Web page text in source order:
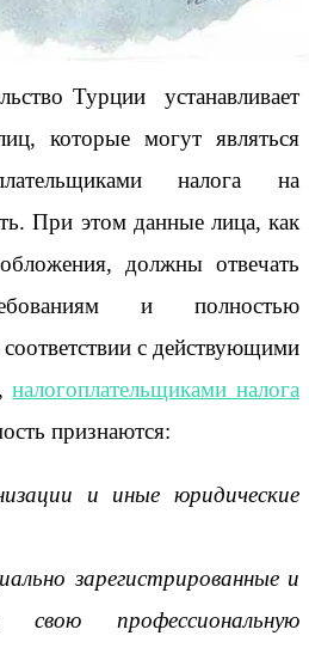
Турции устанавливает
которые могут являться
налога на
При этом данные лица, как
должны отвечать
и полностью
с действующими
налогоплательщиками налога
признаются:
и иные юридические
зарегистрированные и
свою профессиональную